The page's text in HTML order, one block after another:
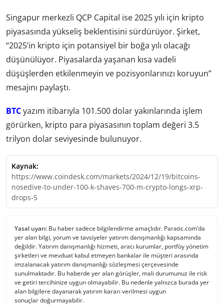
Singapur merkezli QCP Capital ise 2025 yılı için kripto
piyasasında yükseliş beklentisini sürdürüyor. Şirket,
“2025’in kripto için potansiyel bir boğa yılı olacağı
düşünülüyor. Piyasalarda yaşanan kısa vadeli
düşüşlerden etkilenmeyin ve pozisyonlarınızı koruyun”
mesajını paylaştı.
BTCyazım itibarıyla 101.500 dolar yakınlarında işlem
görürken, kripto para piyasasının toplam değeri 3.5
trilyon dolar seviyesinde bulunuyor.
Kaynak:
https://www.coindesk.com/markets/2024/12/19/bitcoins-
nosedive-to-under-100-k-shaves-700-m-crypto-longs-xrp-
drops-5
Yasal uyarı: Bu haber sadece bilgilendirme amaçlıdır. Paratic.com’da
yer alan bilgi, yorum ve tavsiyeler yatırım danışmanlığı kapsamında
değildir. Yatırım danışmanlığı hizmeti, aracı kurumlar, portföy yönetim
şirketleri ve mevduat kabul etmeyen bankalar ile müşteri arasında
imzalanacak yatırım danışmanlığı sözleşmesi çerçevesinde
sunulmaktadır. Bu haberde yer alan görüşler, mali durumunuz ile risk
ve getiri tercihinize uygun olmayabilir. Bu nedenle yalnızca burada yer
alan bilgilere dayanarak yatırım kararı verilmesi uygun
sonuçlar doğurmayabilir.